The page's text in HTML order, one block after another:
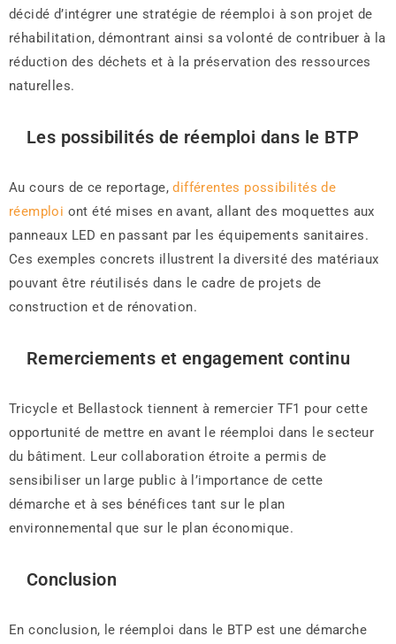
décidé d’intégrer une stratégie de réemploi à son projet de
réhabilitation, démontrant ainsi sa volonté de contribuer à la
réduction des déchets et à la préservation des ressources
naturelles.
Les possibilités de réemploi dans le BTP
Au cours de ce reportage, différentes possibilités de
réemploi ont été mises en avant, allant des moquettes aux
panneaux LED en passant par les équipements sanitaires.
Ces exemples concrets illustrent la diversité des matériaux
pouvant être réutilisés dans le cadre de projets de
construction et de rénovation.
Remerciements et engagement continu
Tricycle et Bellastock tiennent à remercier TF1 pour cette
opportunité de mettre en avant le réemploi dans le secteur
du bâtiment. Leur collaboration étroite a permis de
sensibiliser un large public à l’importance de cette
démarche et à ses bénéfices tant sur le plan
environnemental que sur le plan économique.
Conclusion
En conclusion, le réemploi dans le BTP est une démarche